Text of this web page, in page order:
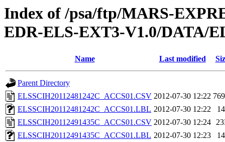
Index of /psa/ftp/MARS-
EDR-ELS-EXT3-V1.0/DATA/
Name Last modified
Parent Directory
ELSSCIH20112481242C_ACCS01.CSV 2012-07-30 12:22
ELSSCIH20112481242C_ACCS01.LBL 2012-07-30 12:22
ELSSCIH20112491435C_ACCS01.CSV 2012-07-30 12:24
ELSSCIH20112491435C_ACCS01.LBL 2012-07-30 12:23